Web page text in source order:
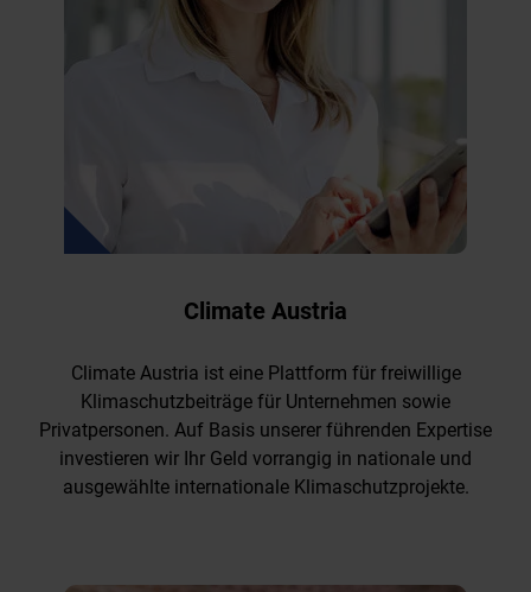
Climate Austria
Climate Austria ist eine Plattform für freiwillige
Klimaschutzbeiträge für Unternehmen sowie
Privatpersonen. Auf Basis unserer führenden Expertise
investieren wir Ihr Geld vorrangig in nationale und
ausgewählte internationale Klimaschutzprojekte.